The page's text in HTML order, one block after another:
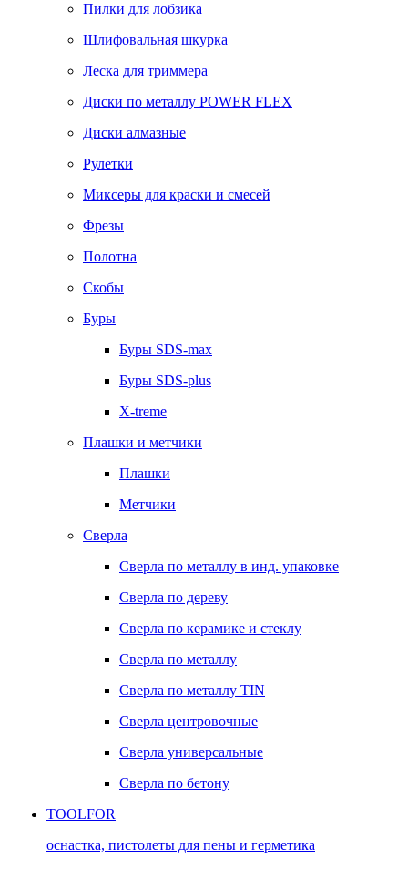
Пилки для лобзика
Шлифовальная шкурка
Леска для триммера
Диски по металлу POWER FLEX
Диски алмазные
Рулетки
Миксеры для краски и смесей
Фрезы
Полотна
Скобы
Буры
Буры SDS-max
Буры SDS-plus
X-treme
Плашки и метчики
Плашки
Метчики
Сверла
Сверла по металлу в инд. упаковке
Сверла по дереву
Сверла по керамике и стеклу
Сверла по металлу
Сверла по металлу TIN
Сверла центровочные
Сверла универсальные
Сверла по бетону
TOOLFOR
оснастка, пистолеты для пены и герметика